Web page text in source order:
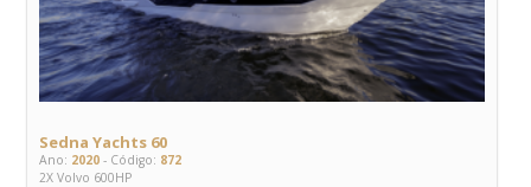
Sedna Yachts 60
Ano: 2020 - Código: 872
2X Volvo 600HP